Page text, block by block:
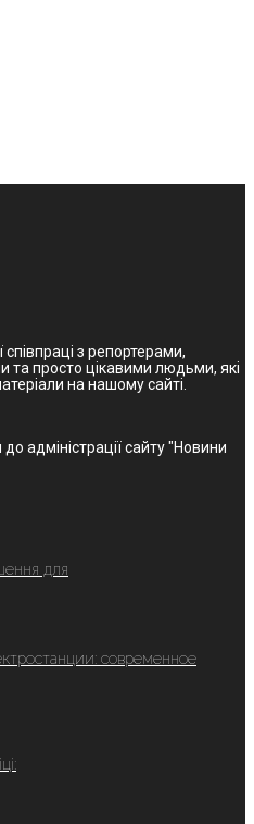
співпраці з репортерами,
просто цікавими людьми, які
на нашому сайті.
адміністрації сайту "Новини
для
современное